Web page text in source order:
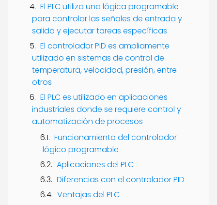
El PLC utiliza una lógica programable
para controlar las señales de entrada y
salida y ejecutar tareas específicas
El controlador PID es ampliamente
utilizado en sistemas de control de
temperatura, velocidad, presión, entre
otros
El PLC es utilizado en aplicaciones
industriales donde se requiere control y
automatización de procesos
Funcionamiento del controlador
lógico programable
Aplicaciones del PLC
Diferencias con el controlador PID
Ventajas del PLC